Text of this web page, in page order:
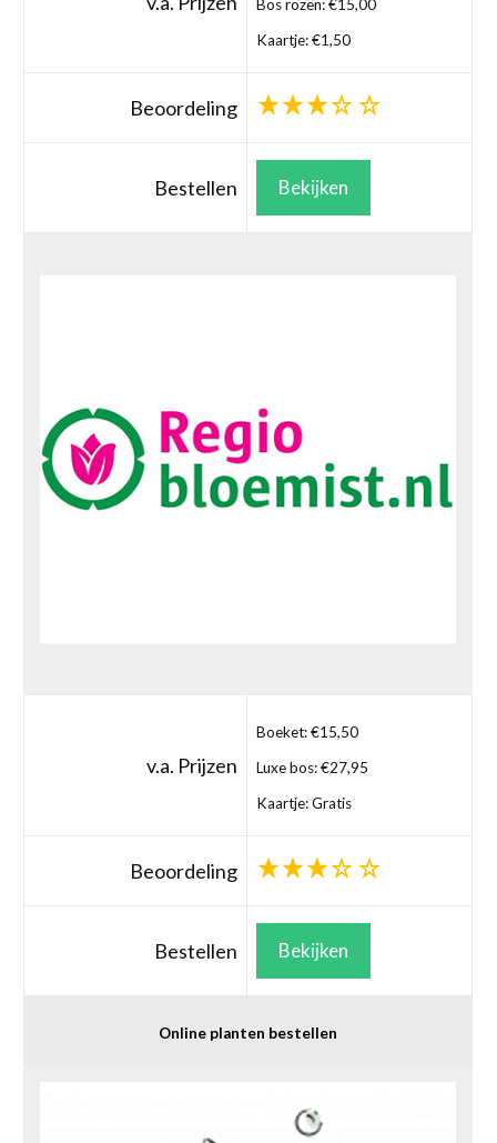
Bos rozen: €15,00
Kaartje: €1,50
Beoordeling
Bestellen Bekijken
v.a. Prijzen
Boeket: €15,50
Luxe bos: €27,95
Kaartje: Gratis
Beoordeling
Bestellen Bekijken
Online planten bestellen